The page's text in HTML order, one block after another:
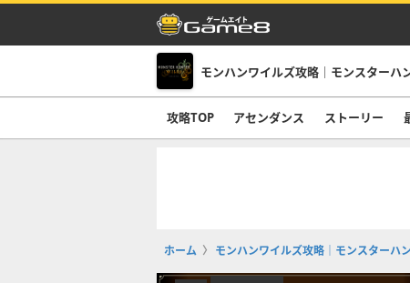
モンハンワイルズ攻略｜モンスターハ
攻略TOP アセンダンス ストーリー
ホーム モンハンワイルズ攻略｜モンスターハ